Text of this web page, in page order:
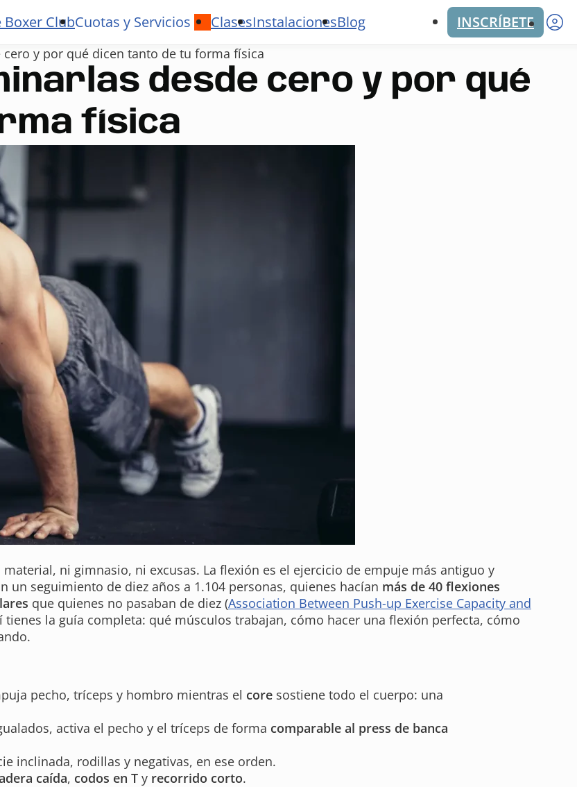
Boxer ClubCuotas y Servicios ClasesInstalacionesBlog INSCRÍBETE
y por qué dicen tanto de tu forma física
desde cero y por qué
física
ni gimnasio, ni excusas. La flexión es el ejercicio de empuje más antiguo y
seguimiento de diez años a 1.104 personas, quienes hacían más de 40 flexiones
que quienes no pasaban de diez (Association Between Push-up Exercise Capacity and
tienes la guía completa: qué músculos trabajan, cómo hacer una flexión perfecta, cómo
pecho, tríceps y hombro mientras el core sostiene todo el cuerpo: una
activa el pecho y el tríceps de forma comparable al press de banca
inclinada, rodillas y negativas, en ese orden.
caída, codos en T y recorrido corto.